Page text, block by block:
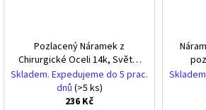
Pozlacený Náramek z
Chirurgické Oceli 14k, Světle
Zlatá, Velikost 17 + 2,5 cm
Skladem. Expedujeme do 5 prac.
dnů (>5 ks)
236 Kč